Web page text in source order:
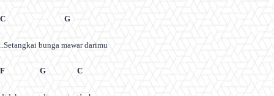
C G
..Setangkai bunga mawar darimu
F G C